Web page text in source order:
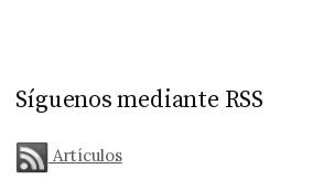
Síguenos mediante RSS
Artículos